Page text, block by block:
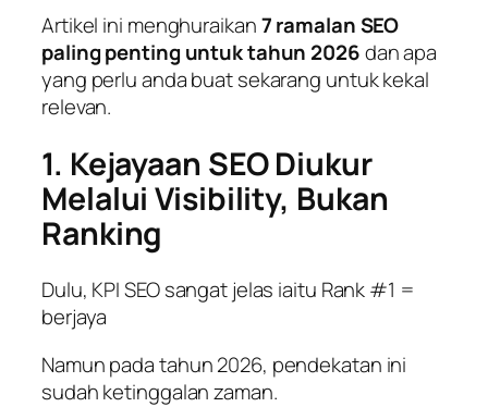
Artikel ini menghuraikan7 ramalan SEO
paling penting untuk tahun 2026dan apa
yang perlu anda buat sekarang untuk kekal
relevan.
1. Kejayaan SEO Diukur
Melalui Visibility, Bukan
Ranking
Dulu, KPI SEO sangat jelas iaitu Rank #1 =
berjaya
Namun pada tahun 2026, pendekatan ini
sudah ketinggalan zaman.